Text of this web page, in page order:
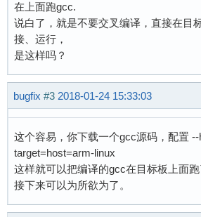
在上面跑gcc.
说白了，就是不要交叉编译，直接在目
接、运行，
是这样吗？
bugfix #3 2018-01-24 15:33:03
这个容易，你下载一个gcc源码，配置
target=host=arm-linux
这样就可以把编译的gcc在目标板上面跑
接下来可以为所欲为了。